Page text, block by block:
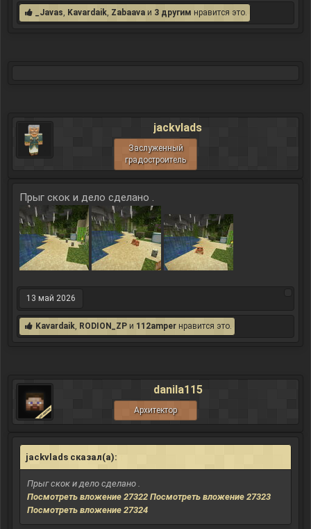
_Javas, Kavardaik, Zabaava и 3 другим нравится это.
jackvlads
Заслуженный
градостроитель
Прыг скок и дело сделано .
13 май 2026
Kavardaik, RODION_ZP и 112amper нравится это.
danila115
Архитектор
jackvlads сказал(а):
Прыг скок и дело сделано .
Посмотреть вложение 27322 Посмотреть вложение 27323
Посмотреть вложение 27324